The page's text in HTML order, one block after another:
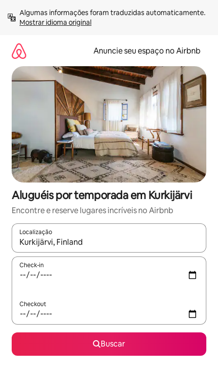
para
Mostrar idioma original
Anuncie seu espaço no Airbnb
Aluguéis por temporada em Kurkijärvi
Encontre e reserve lugares incríveis no Airbnb
Localização
Quando os resultados estiverem disponíveis, explore-os
Check-in
Checkout
Buscar